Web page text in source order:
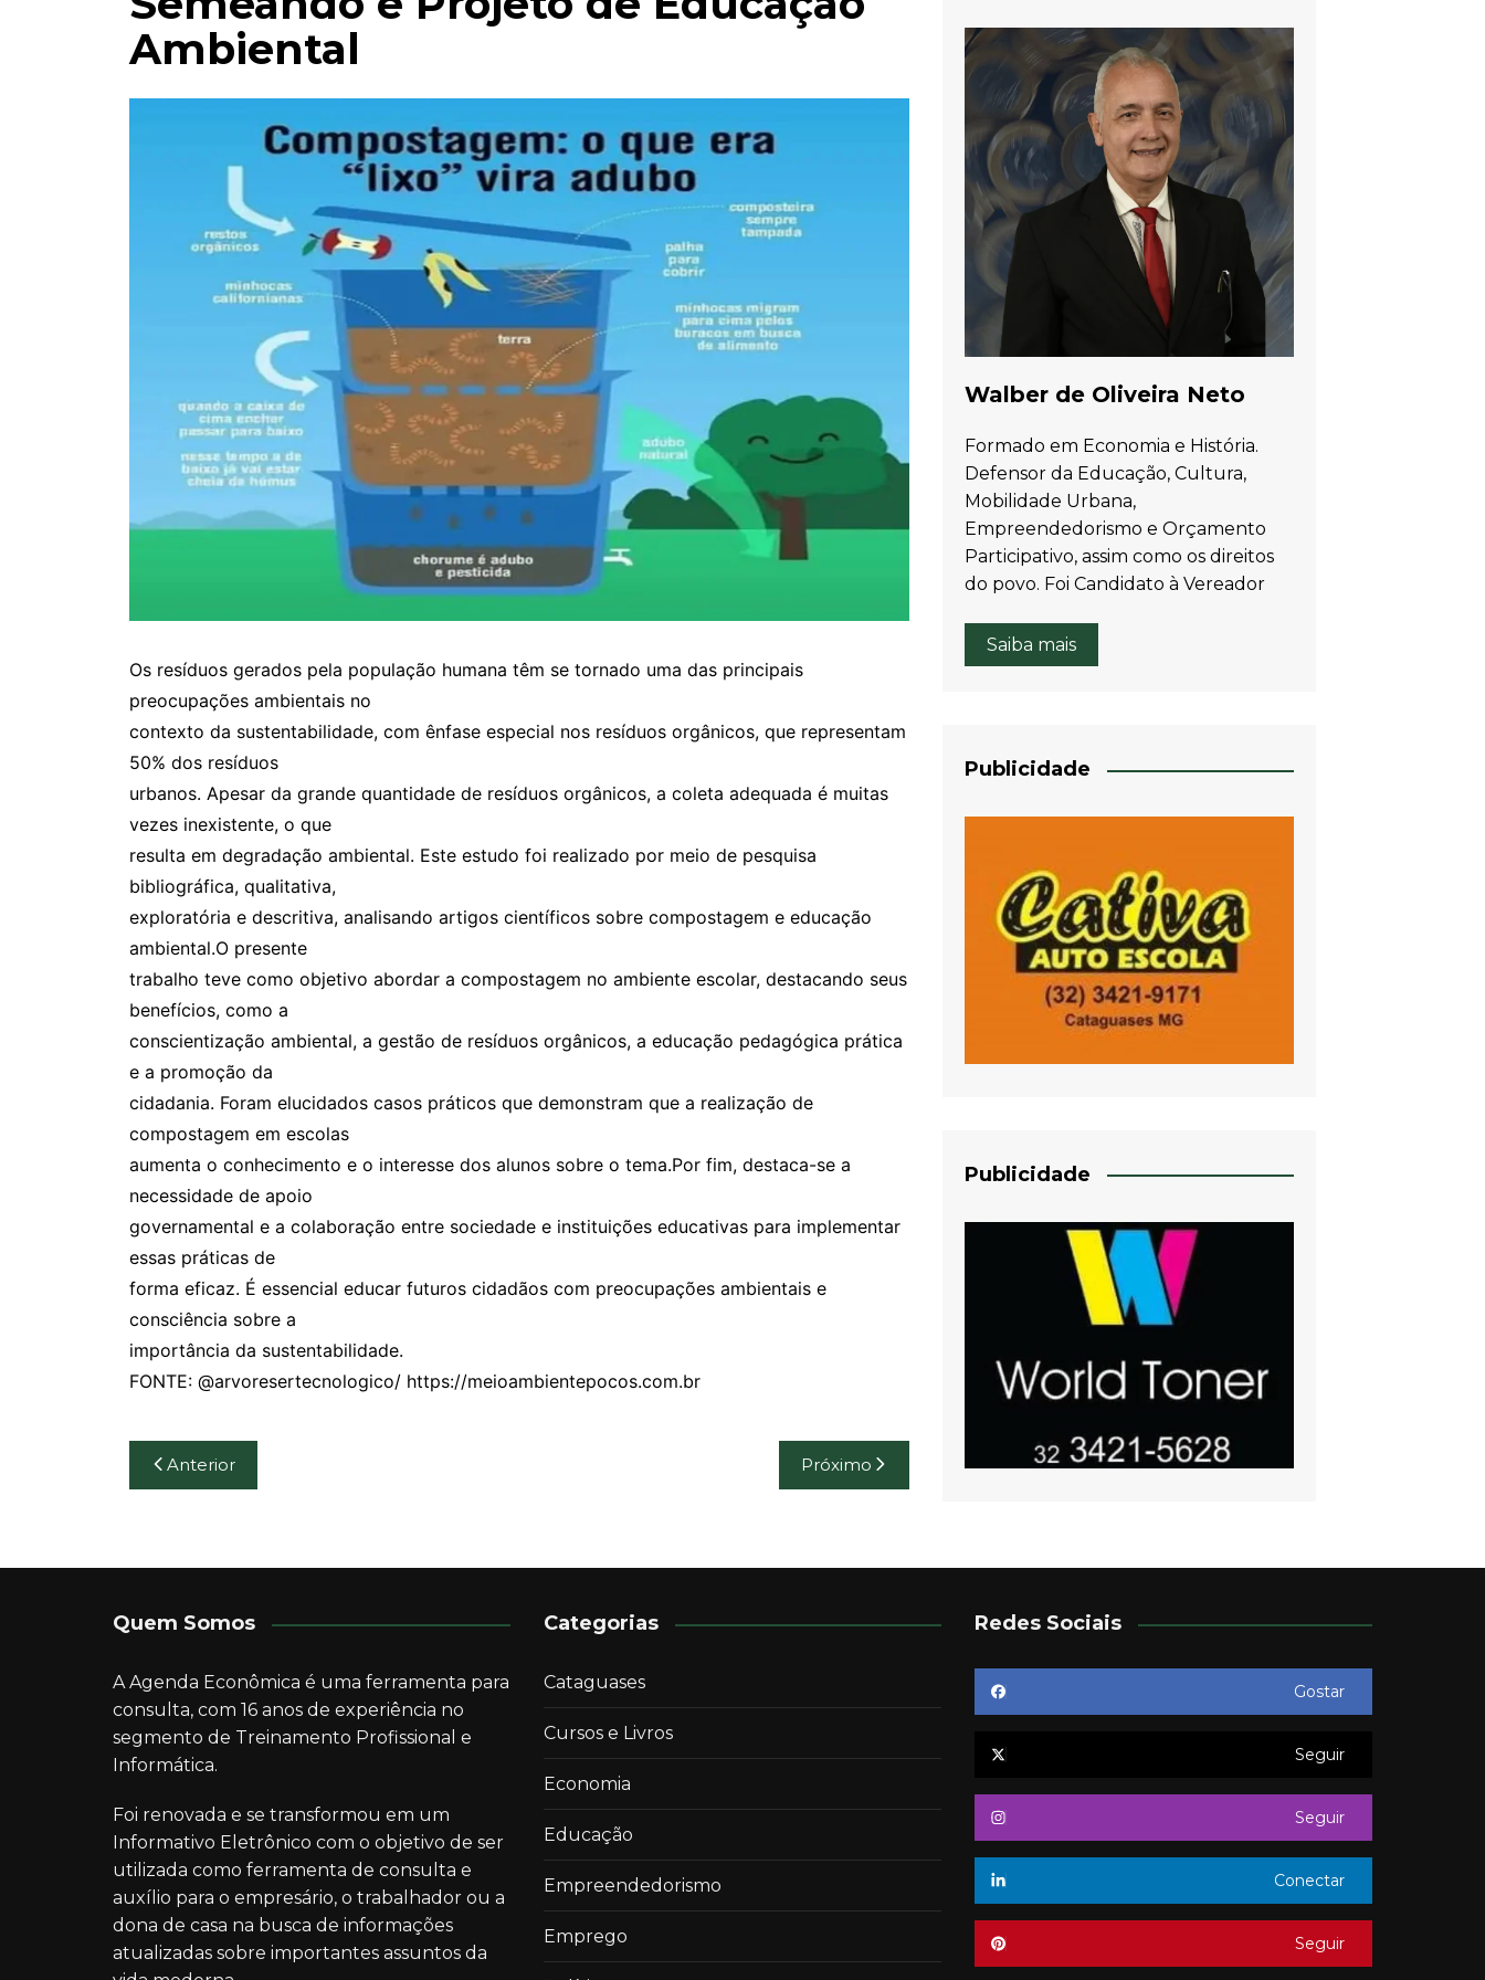
Ambiental
Os resíduos gerados pela população humana têm se tornado uma das principais
preocupações ambientais no
contexto da sustentabilidade, com ênfase especial nos resíduos orgânicos, que representam
50% dos resíduos
urbanos. Apesar da grande quantidade de resíduos orgânicos, a coleta adequada é muitas
vezes inexistente, o que
resulta em degradação ambiental. Este estudo foi realizado por meio de pesquisa
bibliográfica, qualitativa,
exploratória e descritiva, analisando artigos científicos sobre compostagem e educação
ambiental.O presente
trabalho teve como objetivo abordar a compostagem no ambiente escolar, destacando seus
benefícios, como a
conscientização ambiental, a gestão de resíduos orgânicos, a educação pedagógica prática
e a promoção da
cidadania. Foram elucidados casos práticos que demonstram que a realização de
compostagem em escolas
aumenta o conhecimento e o interesse dos alunos sobre o tema.Por fim, destaca-se a
necessidade de apoio
governamental e a colaboração entre sociedade e instituições educativas para implementar
essas práticas de
forma eficaz. É essencial educar futuros cidadãos com preocupações ambientais e
consciência sobre a
importância da sustentabilidade.
FONTE: @arvoresertecnologico/ https://meioambientepocos.com.br
Navegação
de
Anterior Próximo
Walber de Oliveira Neto
Formado em Economia e História.
Defensor da Educação, Cultura,
Mobilidade Urbana,
Empreendedorismo e Orçamento
Participativo, assim como os direitos
do povo. Foi Candidato à Vereador
Saiba mais
Publicidade
Publicidade
Quem Somos
A Agenda Econômica é uma ferramenta para
consulta, com 16 anos de experiência no
segmento de Treinamento Profissional e
Informática.
Foi renovada e se transformou em um
Informativo Eletrônico com o objetivo de ser
utilizada como ferramenta de consulta e
auxílio para o empresário, o trabalhador ou a
dona de casa na busca de informações
atualizadas sobre importantes assuntos da
Categorias
Cataguases
Cursos e Livros
Economia
Educação
Empreendedorismo
Emprego
Redes Sociais
Gostar
Seguir
Seguir
Conectar
Seguir